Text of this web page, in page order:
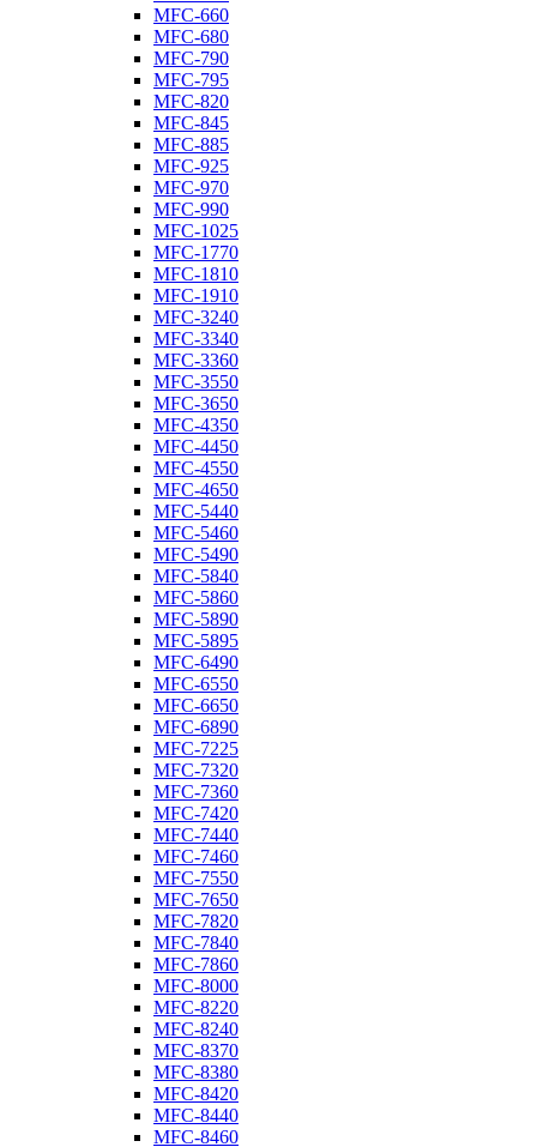
MFC-660
MFC-680
MFC-790
MFC-795
MFC-820
MFC-845
MFC-885
MFC-925
MFC-970
MFC-990
MFC-1025
MFC-1770
MFC-1810
MFC-1910
MFC-3240
MFC-3340
MFC-3360
MFC-3550
MFC-3650
MFC-4350
MFC-4450
MFC-4550
MFC-4650
MFC-5440
MFC-5460
MFC-5490
MFC-5840
MFC-5860
MFC-5890
MFC-5895
MFC-6490
MFC-6550
MFC-6650
MFC-6890
MFC-7225
MFC-7320
MFC-7360
MFC-7420
MFC-7440
MFC-7460
MFC-7550
MFC-7650
MFC-7820
MFC-7840
MFC-7860
MFC-8000
MFC-8220
MFC-8240
MFC-8370
MFC-8380
MFC-8420
MFC-8440
MFC-8460